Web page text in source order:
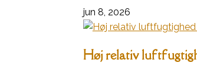
jun 8, 2026
Høj relativ